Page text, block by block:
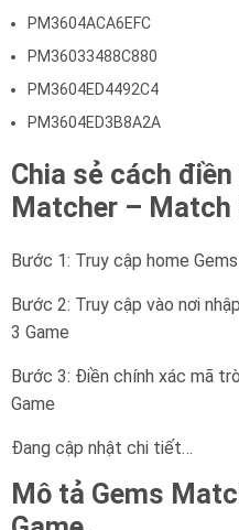
PM3604ACA6EFC
PM36033488C880
PM3604ED4492C4
PM3604ED3B8A2A
Chia sẻ cách điền
Matcher – Match
Bước 1: Truy cập home
Bước 2: Truy cập vào nơi
3 Game
Bước 3: Điền chính xác mã
Game
Đang cập nhật chi tiết…
Mô tả Gems